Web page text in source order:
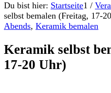
Du bist hier: Startseite1 /
selbst bemalen (Freitag, 17-
Abends, Keramik bemalen
Keramik selbst
17-20 Uhr)